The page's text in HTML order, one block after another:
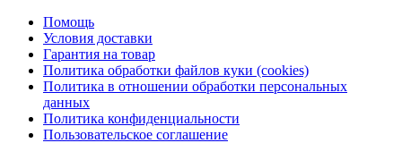
Помощь
Условия доставки
Гарантия на товар
Политика обработки файлов куки (cookies)
Политика в отношении обработки персональных
данных
Политика конфиденциальности
Пользовательское соглашение